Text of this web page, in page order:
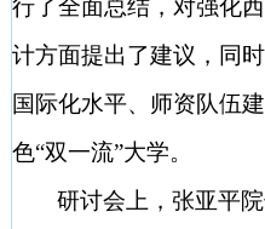
行了全面总结，对强化
计方面提出了建议，同
国际化水平、师资队伍
色“双一流”大学。
研讨会上，张亚平